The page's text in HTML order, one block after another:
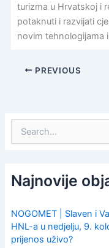
turizma u Hrvatskoj i
potaknuti i razvijati
novim tehnologijama
PREVIOUS
c
h
o
r
Najnovije
NOGOMET | Slaven i
HNL-a u nedjelju, 9.
prijenos uživo?